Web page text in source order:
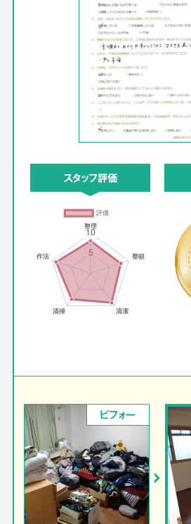
スタッフ評価
ビフォー